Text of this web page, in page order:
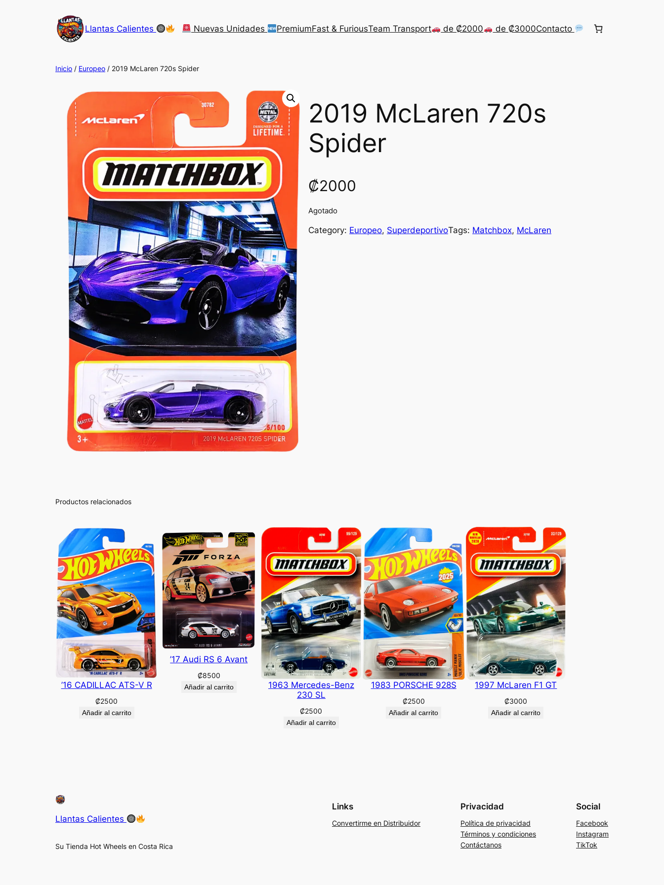
Llantas Calientes Nuevas Unidades PremiumFast & FuriousTeam Transport de ₡2000 de ₡3000Contacto
Inicio / Europeo / 2019 McLaren 720s Spider
2019 McLaren 720s
Spider
₡2000
Agotado
Category: Europeo, SuperdeportivoTags: Matchbox, McLaren
Productos relacionados
’16 CADILLAC ATS-V R
₡2500
Añadir al carrito
’17 Audi RS 6 Avant
₡8500
Añadir al carrito
1963 Mercedes-Benz
230 SL
₡2500
Añadir al carrito
1983 PORSCHE 928S
₡2500
Añadir al carrito
1997 McLaren F1 GT
₡3000
Añadir al carrito
Llantas Calientes
Su Tienda Hot Wheels en Costa Rica
Links
Convertirme en Distribuidor
Privacidad
Política de privacidad
Términos y condiciones
Contáctanos
Social
Facebook
Instagram
TikTok